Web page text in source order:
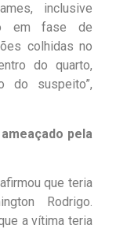
inclusive
em fase de
colhidas no
do quarto,
do suspeito”,
pela
que teria
Rodrigo.
a vítima teria